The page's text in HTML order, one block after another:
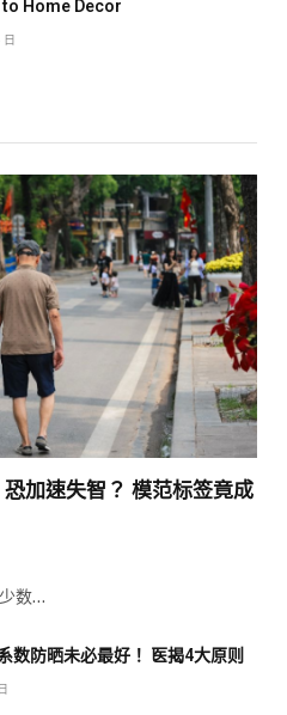
Home Decor
加速失智？ 模范标签竟成
数…
数防晒未必最好！ 医揭4大原则